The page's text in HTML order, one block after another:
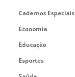
Cadernos Especiais
Economia
Educação
Esportes